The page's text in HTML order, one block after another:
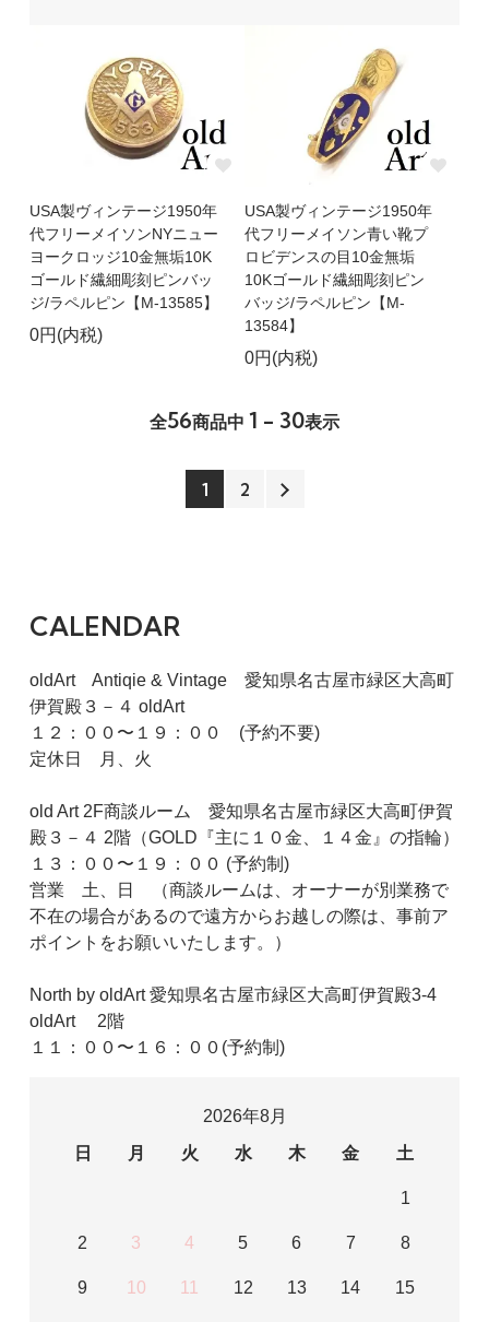
USA製ヴィンテージ1950年
代フリーメイソンNYニュー
ヨークロッジ10金無垢10K
ゴールド繊細彫刻ピンバッ
ジ/ラペルピン【M-13585】
0円(内税)
USA製ヴィンテージ1950年
代フリーメイソン青い靴プ
ロビデンスの目10金無垢
10Kゴールド繊細彫刻ピン
バッジ/ラペルピン【M-
13584】
0円(内税)
全56商品中 1 - 30表示
1 2
CALENDAR
oldArt Antiqie & Vintage 愛知県名古屋市緑区大高町
伊賀殿３－４ oldArt
１２：００〜１９：００ (予約不要)
定休日 月、火
old Art 2F商談ルーム 愛知県名古屋市緑区大高町伊賀
殿３－４ 2階（GOLD『主に１０金、１４金』の指輪）
１３：００〜１９：００ (予約制)
営業 土、日 （商談ルームは、オーナーが別業務で
不在の場合があるので遠方からお越しの際は、事前ア
ポイントをお願いいたします。）
North by oldArt 愛知県名古屋市緑区大高町伊賀殿3-4
oldArt 2階
１１：００〜１６：００(予約制)
2026年8月
日
月 火 水 木 金 土
1
2 3 4 5 6 7 8
9 10 11 12 13 14 15